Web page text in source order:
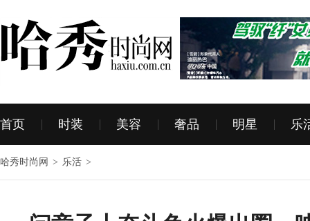
首页 时装 美容 奢品 明星 乐
哈秀时尚网 > 乐活 >